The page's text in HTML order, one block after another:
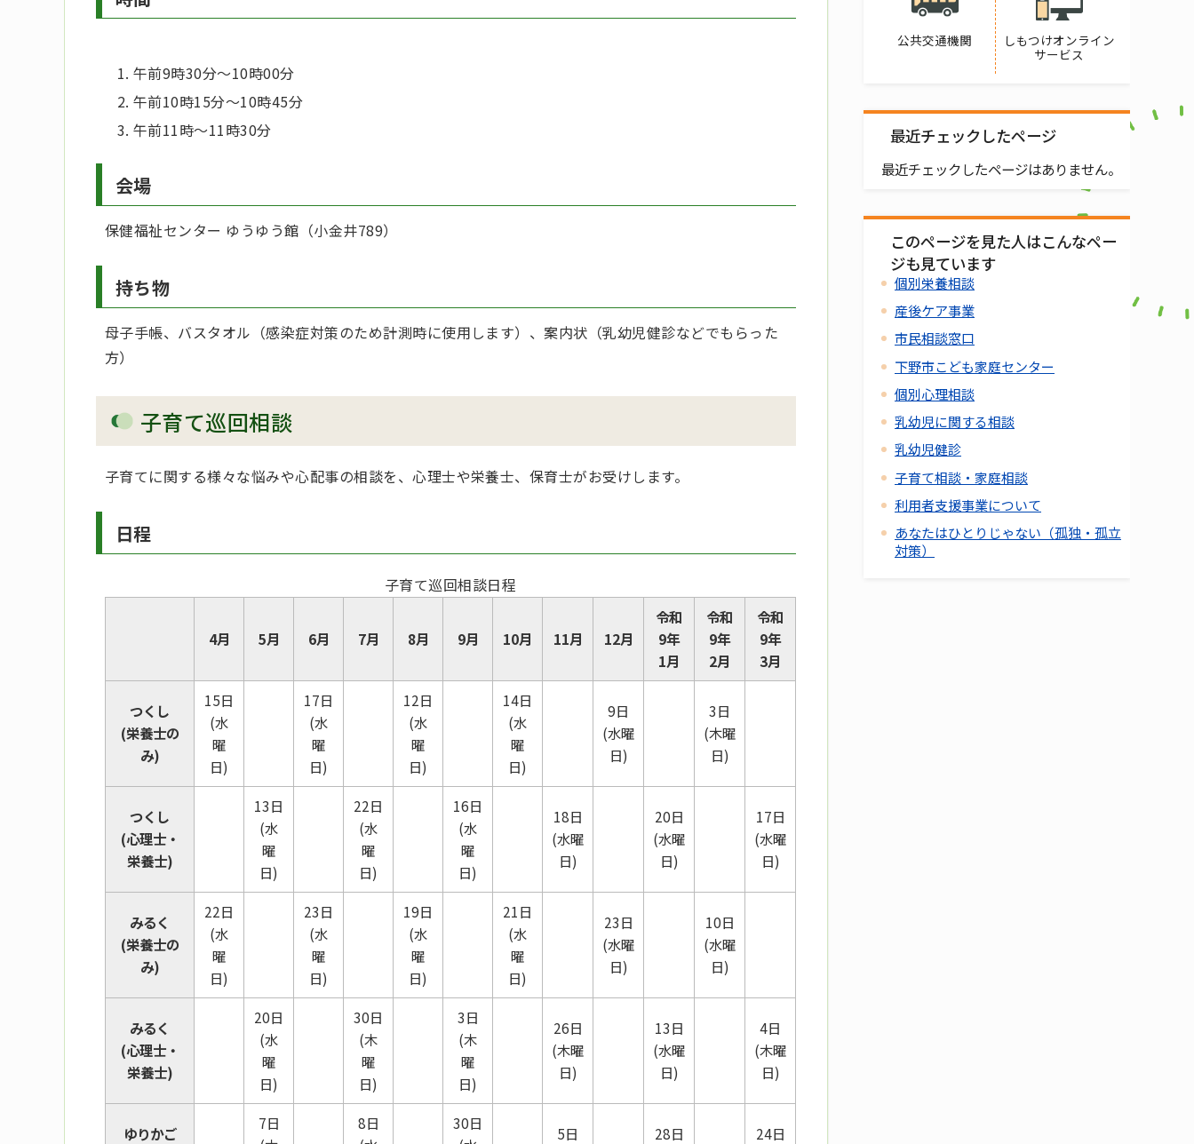
午前9時30分～10時00分
午前10時15分～10時45分
午前11時～11時30分
会場
保健福祉センター ゆうゆう館（小金井789）
持ち物
母子手帳、バスタオル（感染症対策のため計測時に使用します）、案内状（乳幼児健診などでもらった
方）
子育て巡回相談
子育てに関する様々な悩みや心配事の相談を、心理士や栄養士、保育士がお受けします。
日程
子育て巡回相談日程
4月 5月 6月 7月 8月 9月 10月 11月 12月
令和
9年
1月
令和
9年
2月
令和
9年
3月
つくし
(栄養士の
み)
15日
(水
曜
日)
17日
(水
曜
日)
12日
(水
曜
日)
14日
(水
曜
日)
9日
(水曜
日)
3日
(木曜
日)
つくし
(心理士・
栄養士)
13日
(水
曜
日)
22日
(水
曜
日)
16日
(水
曜
日)
18日
(水曜
日)
20日
(水曜
日)
17日
(水曜
日)
みるく
(栄養士の
み)
22日
(水
曜
日)
23日
(水
曜
日)
19日
(水
曜
日)
21日
(水
曜
日)
23日
(水曜
日)
10日
(水曜
日)
みるく
(心理士・
栄養士)
20日
(水
曜
日)
30日
(木
曜
日)
3日
(木
曜
日)
26日
(木曜
日)
13日
(水曜
日)
4日
(木曜
日)
ゆりかご
7日
8日
30日
5日
28日
24日
公共交通機関
しもつけオンライン
サービス
最近チェックしたページ
最近チェックしたページはありません。
このページを見た人はこんなペー
ジも見ています
個別栄養相談
産後ケア事業
市民相談窓口
下野市こども家庭センター
個別心理相談
乳幼児に関する相談
乳幼児健診
子育て相談・家庭相談
利用者支援事業について
あなたはひとりじゃない（孤独・孤立
対策）